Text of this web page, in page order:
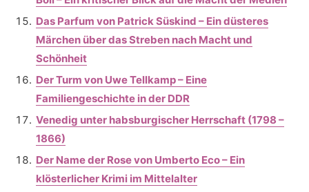
Das Parfum von Patrick Süskind – Ein düsteres
Märchen über das Streben nach Macht und
Schönheit
Der Turm von Uwe Tellkamp – Eine
Familiengeschichte in der DDR
Venedig unter habsburgischer Herrschaft (1798 –
1866)
Der Name der Rose von Umberto Eco – Ein
klösterlicher Krimi im Mittelalter